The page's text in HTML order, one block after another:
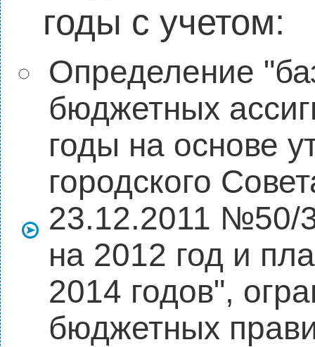
годы с учетом:
Определение
бюджетных
годы на основе
городского
23.12.2011 №50/
на 2012 год и
2014 годов",
бюджетных